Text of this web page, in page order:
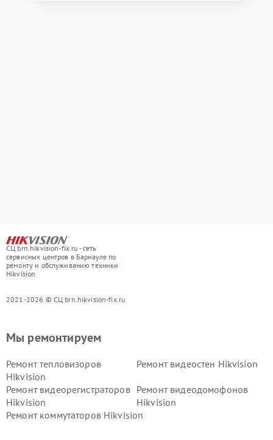
СЦ brn.hikvision-fix.ru - сеть
сервисных центров в Барнауле по
ремонту и обслуживанию техники
Hikvision
2021-2026 © СЦ brn.hikvision-fix.ru
Мы ремонтируем
Ремонт тепловизоров
Hikvision
Ремонт видеостен Hikvision
Ремонт видеорегистраторов
Hikvision
Ремонт видеодомофонов
Hikvision
Ремонт коммутаторов Hikvision